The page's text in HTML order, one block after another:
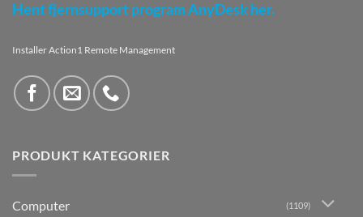
Hent fjernsupport program AnyDesk her.
Installer Action1 Remote Management
PRODUKT KATEGORIER
Computer (1109)